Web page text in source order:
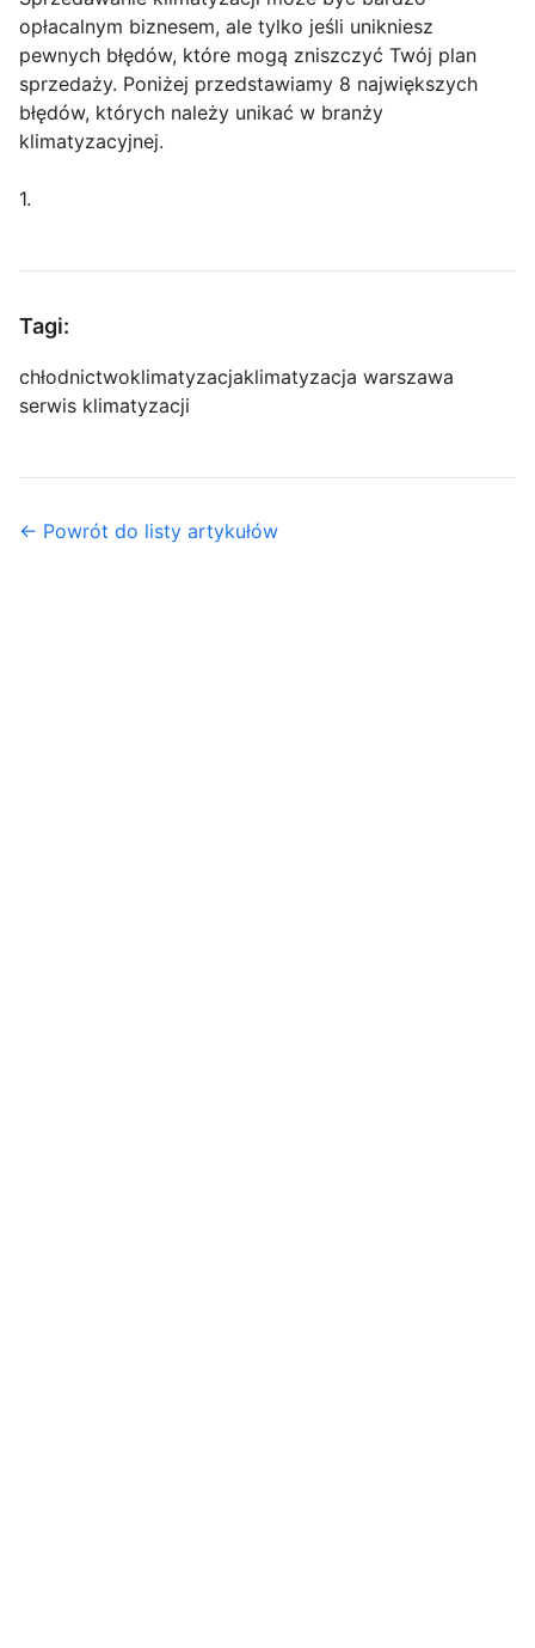
opłacalnym biznesem, ale tylko jeśli unikniesz
pewnych błędów, które mogą zniszczyć Twój plan
sprzedaży. Poniżej przedstawiamy 8 największych
błędów, których należy unikać w branży
klimatyzacyjnej.
1.
Tagi:
chłodnictwoklimatyzacjaklimatyzacja warszawa
serwis klimatyzacji
← Powrót do listy artykułów